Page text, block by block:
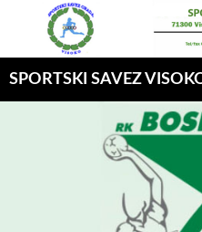
SPORTSKI SAVEZ